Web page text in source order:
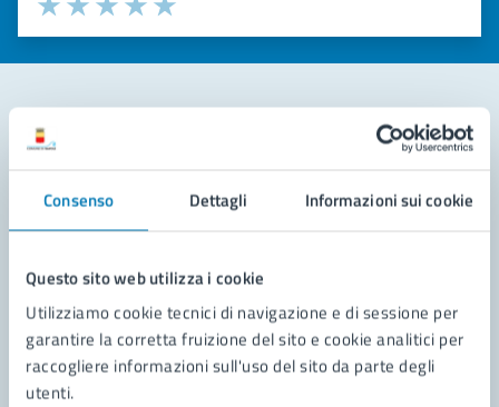
Consenso Dettagli Informazioni sui cookie
Questo sito web utilizza i cookie
Utilizziamo cookie tecnici di navigazione e di sessione per
garantire la corretta fruizione del sito e cookie analitici per
raccogliere informazioni sull'uso del sito da parte degli
utenti.
Valuta 5 stelle su 5
Valuta 4 stelle su 5
Valuta 3 stelle su 5
Valuta 2 stelle su 5
Valuta 1 stelle su 5
Contatta il comune
Leggi le domande frequenti
Problemi in città